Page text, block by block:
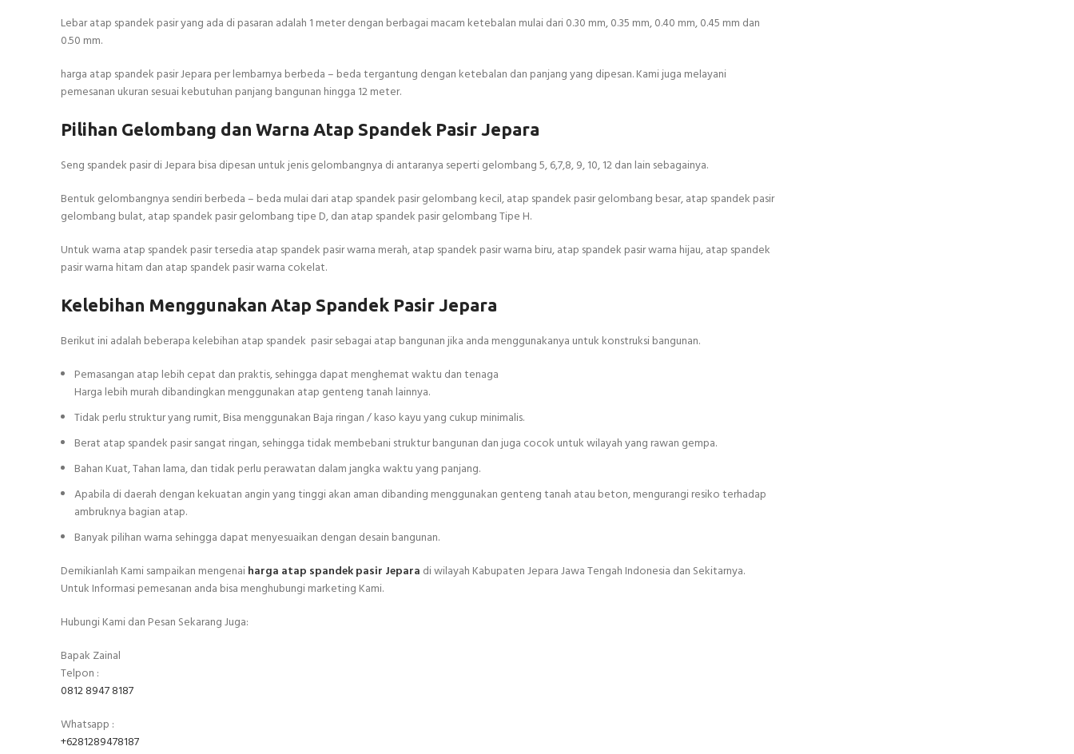
Lebar atap spandek pasir yang ada di pasaran adalah 1 meter dengan berbagai macam ketebalan mulai dari 0.30 mm, 0.35 mm, 0.40 mm, 0.45 mm dan
0.50 mm.
harga atap spandek pasir Jepara per lembarnya berbeda – beda tergantung dengan ketebalan dan panjang yang dipesan. Kami juga melayani
pemesanan ukuran sesuai kebutuhan panjang bangunan hingga 12 meter.
Pilihan Gelombang dan Warna Atap Spandek Pasir Jepara
Seng spandek pasir di Jepara bisa dipesan untuk jenis gelombangnya di antaranya seperti gelombang 5, 6,7,8, 9, 10, 12 dan lain sebagainya.
Bentuk gelombangnya sendiri berbeda – beda mulai dari atap spandek pasir gelombang kecil, atap spandek pasir gelombang besar, atap spandek pasir
gelombang bulat, atap spandek pasir gelombang tipe D, dan atap spandek pasir gelombang Tipe H.
Untuk warna atap spandek pasir tersedia atap spandek pasir warna merah, atap spandek pasir warna biru, atap spandek pasir warna hijau, atap spandek
pasir warna hitam dan atap spandek pasir warna cokelat.
Kelebihan Menggunakan Atap Spandek Pasir Jepara
Berikut ini adalah beberapa kelebihan atap spandek pasir sebagai atap bangunan jika anda menggunakanya untuk konstruksi bangunan.
Pemasangan atap lebih cepat dan praktis, sehingga dapat menghemat waktu dan tenaga
Harga lebih murah dibandingkan menggunakan atap genteng tanah lainnya.
Tidak perlu struktur yang rumit, Bisa menggunakan Baja ringan / kaso kayu yang cukup minimalis.
Berat atap spandek pasir sangat ringan, sehingga tidak membebani struktur bangunan dan juga cocok untuk wilayah yang rawan gempa.
Bahan Kuat, Tahan lama, dan tidak perlu perawatan dalam jangka waktu yang panjang.
Apabila di daerah dengan kekuatan angin yang tinggi akan aman dibanding menggunakan genteng tanah atau beton, mengurangi resiko terhadap
ambruknya bagian atap.
Banyak pilihan warna sehingga dapat menyesuaikan dengan desain bangunan.
Demikianlah Kami sampaikan mengenaiharga atap spandek pasir Jepara di wilayah Kabupaten Jepara Jawa Tengah Indonesia dan Sekitarnya.
Untuk Informasi pemesanan anda bisa menghubungi marketing Kami.
Hubungi Kami dan Pesan Sekarang Juga:
Bapak Zainal
Telpon :
0812 8947 8187
Whatsapp :
+6281289478187